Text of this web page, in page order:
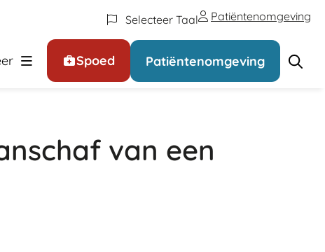
Selecteer Taal Patiëntenomgeving
(Online) regelen
Spoed Patiëntenomgeving
van een